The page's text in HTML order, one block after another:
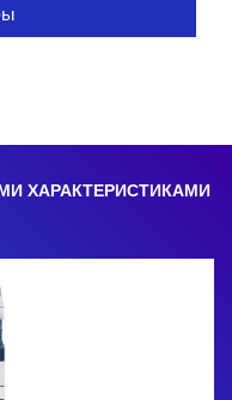
ХАРАКТЕРИСТИКАМИ